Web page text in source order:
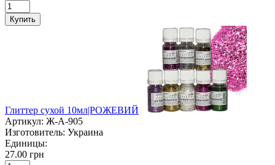
Купить
Глиттер сухой 10мл|РОЖЕВИЙ
Артикул: Ж-А-905
Изготовитель: Украина
Единицы:
27.00 грн